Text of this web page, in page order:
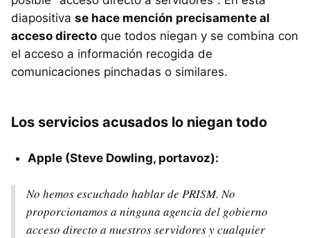
diapositiva se hace mención precisamente al
acceso directo que todos niegan y se combina con
el acceso a información recogida de
comunicaciones pinchadas o similares.
Los servicios acusados lo niegan todo
Apple (Steve Dowling, portavoz):
No hemos escuchado hablar de PRISM. No
proporcionamos a ninguna agencia del gobierno
acceso directo a nuestros servidores y cualquier